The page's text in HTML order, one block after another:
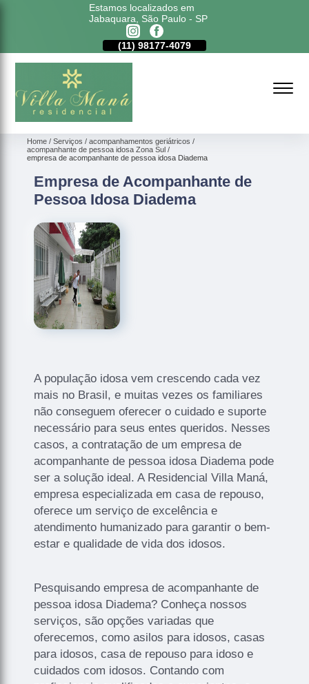
Estamos localizados em
Jabaquara, São Paulo - SP
(11) 98177-4079
Home Serviços
acompanhamentos geriátricos
acompanhante de pessoa idosa Zona Sul
empresa de acompanhante de pessoa idosa Diadema
Empresa de Acompanhante de
Pessoa Idosa Diadema
A população idosa vem crescendo cada vez
mais no Brasil, e muitas vezes os familiares
não conseguem oferecer o cuidado e suporte
necessário para seus entes queridos. Nesses
casos, a contratação de um empresa de
acompanhante de pessoa idosa Diadema pode
ser a solução ideal. A Residencial Villa Maná,
empresa especializada em casa de repouso,
oferece um serviço de excelência e
atendimento humanizado para garantir o bem-
estar e qualidade de vida dos idosos.
Pesquisando empresa de acompanhante de
pessoa idosa Diadema? Conheça nossos
serviços, são opções variadas que
oferecemos, como asilos para idosos, casas
para idosos, casa de repouso para idoso e
cuidados com idosos. Contando com